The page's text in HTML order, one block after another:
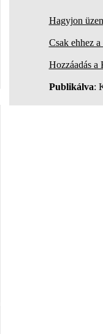
Hagyjon
Csak ehhez
Hozzáadás
Publikálva: